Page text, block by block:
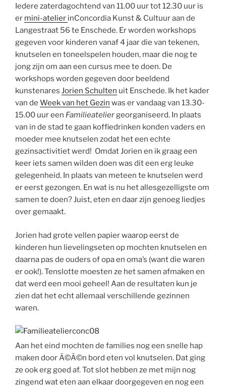
Iedere zaterdagochtend van 11.00 uur tot 12.30 uur is
er mini-atelier inConcordia Kunst & Cultuur aan de
Langestraat 56 te Enschede. Er worden workshops
gegeven voor kinderen vanaf 4 jaar die van tekenen,
knutselen en toneelspelen houden, maar die nog te
jong zijn om aan een cursus mee te doen. De
workshops worden gegeven door beeldend
kunstenares Jorien Schulten uit Enschede. Ik het kader
van de Week van het Gezin was er vandaag van 13.30-
15.00 uur een Familieateliergeorganiseerd. In plaats
van in de stad te gaan koffiedrinken konden vaders en
moeder mee knutselen zodat het een echte
gezinsactivitiet werd! Omdat Jorien en ik graag een
keer iets samen wilden doen was dit een erg leuke
gelegenheid. In plaats van meteen te knutselen werd
er eerst gezongen. En wat is nu het allesgezelligste om
samen te doen? Juist, eten en daar zijn genoeg liedjes
over gemaakt.
Jorien had grote vellen papier waarop eerst de
kinderen hun lievelingseten op mochten knutselen en
daarna pas de ouders of opa en oma’s (want die waren
er ook!). Tenslotte moesten ze het samen afmaken en
dat werd een mooi geheel! Aan de resultaten kun je
zien dat het echt allemaal verschillende gezinnen
waren.
Aan het eind mochten de families nog een snelle hap
maken door Ã©Ã©n bord eten vol knutselen. Dat ging
ze ook erg goed af. Tot slot hebben ze met mijn nog
zingend wat eten aan elkaar doorgegeven en nog een